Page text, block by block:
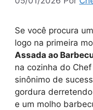
Se você procura
logo na primeira
Assada ao
na cozinha do
sinônimo de
gordura
e um molho